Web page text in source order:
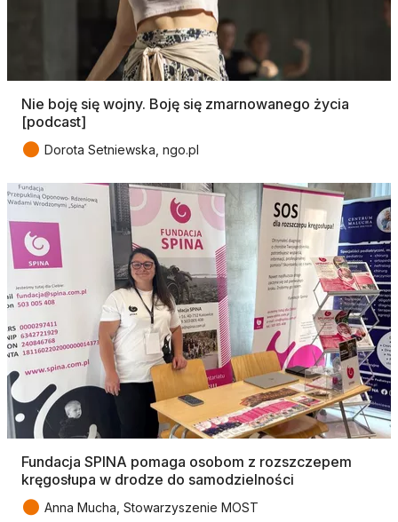
Nie boję się wojny. Boję się zmarnowanego życia
[podcast]
● Dorota Setniewska, ngo.pl
Fundacja SPINA pomaga osobom z rozszczepem
kręgosłupa w drodze do samodzielności
● Anna Mucha, Stowarzyszenie MOST